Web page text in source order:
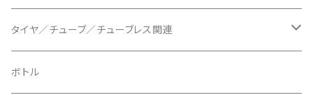
BONTRAGER/ボントレガー
BURGTEC/バーグテック
ディスクブレーキ
ブレーキローター
ディレーラーハンガー
シートクランプ
ビンディングペダル
フラットペダル
タイヤ／チューブ／チューブレス関連
700c
ボトル